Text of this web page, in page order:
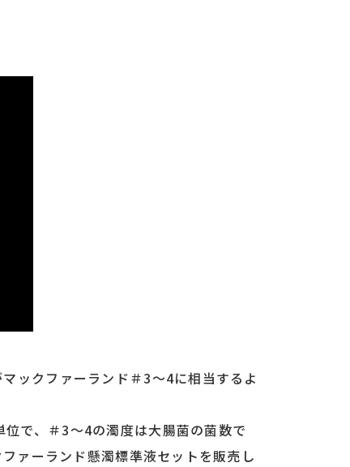
ックファーランド＃3～4に相当するよ
で、＃3～4の濁度は大腸菌の菌数で
ァーランド懸濁標準液セットを販売し